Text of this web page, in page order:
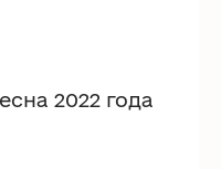
2022 года